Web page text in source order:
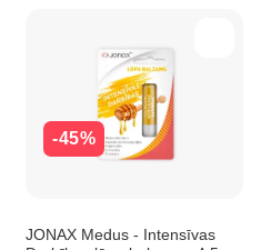
-45%
JONAX Medus - Intensīvas